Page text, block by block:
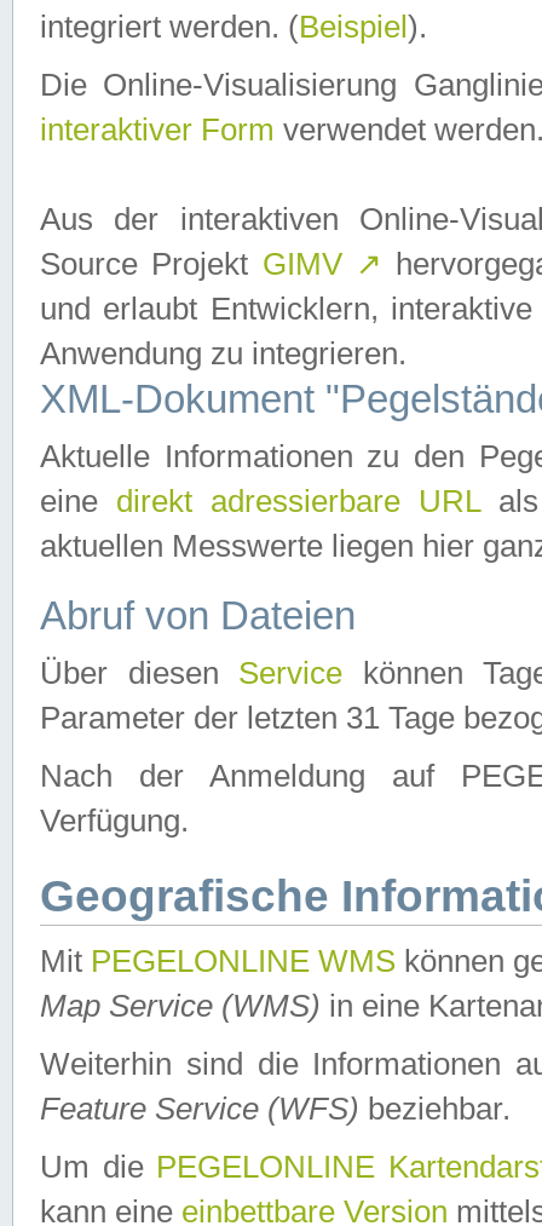
integriert werden. (Beispiel ).
Die Online-Visualisierung
interaktiver Form verwendet
Aus der interaktiven Online-
Source Projekt GIMV ↗
und erlaubt Entwicklern,
Anwendung zu integrieren.
XML-Dokument
Aktuelle Informationen zu den
eine direkt adressierbare URLals
aktuellen Messwerte liegen hier
Abruf von Dateien
Über diesen Service können
Parameter der letzten 31 Tage
Nach der Anmeldung auf
Verfügung.
Geografische
Mit PEGELONLINE WMS können
Map Service (WMS) in eine
Weiterhin sind die Informationen
Feature Service (WFS) beziehbar.
Um die PEGELONLINE
kann eine einbettbare Version